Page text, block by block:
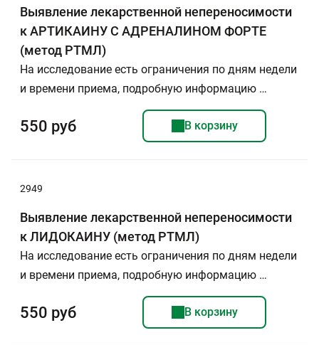
Выявление лекарственной непереносимости
к АРТИКАИНУ С АДРЕНАЛИНОМ ФОРТЕ
(метод РТМЛ)
На исследование есть ограничения по дням недели
и времени приема, подробную информацию …
550 руб В корзину
2949
Выявление лекарственной непереносимости
к ЛИДОКАИНУ (метод РТМЛ)
На исследование есть ограничения по дням недели
и времени приема, подробную информацию …
550 руб В корзину